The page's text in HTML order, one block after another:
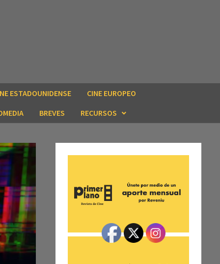
ESTADOUNIDENSE
CINE EUROPEO
BREVES RECURSOS